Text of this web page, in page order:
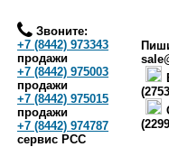
Звоните:
+7 (8442) 973343
продажи
+7 (8442) 975003
продажи
+7 (8442) 975015
продажи
+7 (8442) 974787
сервис РСС